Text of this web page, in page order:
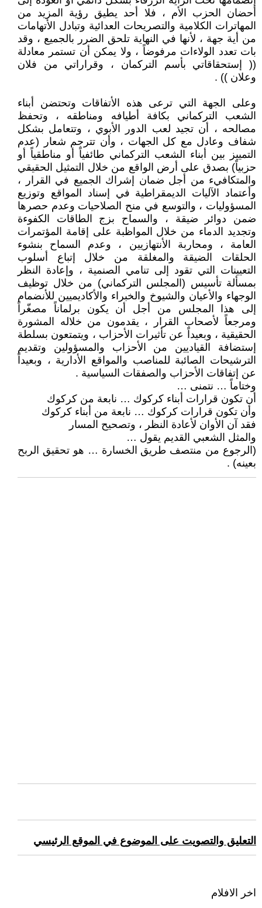
أحضان الحزب الأم ، فلا أحد يطيق رؤية المزيد من
المهاترات الكلامية والتصريحات العدائية وتبادل الأتهامات
من أية جهة ، لأنها في النهاية تلحق الضرر بالجميع ، وقد
بات تعدد الولاءات مرفوضاً ، ولا يمكن أن تستمر معادلة
(( إستحقاقاتي بأسم التركمان ، وقراراتي من فلان
وعلان )) .
وعلى الجهة التي ترعى هذه الأتفاقات وتحتضن أبناء
الشعب التركماني بكافة أطيافه ومناطقه ، وتحفظ
مصالحه ، أن تجيد لعب الدور الأبوي ، وتتعامل بشكل
شفاف وعادل مع كل الجهات ، وأن تترجم شعار (عدم
التمييز بين أبناء الشعب التركماني طائفياً أو مناطقياً أو
حزبياً) بصدق على أرض الواقع من خلال التمثيل الحقيقي
والمتكافيء من أجل ضمان إشراك الجميع في القرار ،
وأعتماد الآليات الديمقراطية في إسناد المواقع وتوزيع
المسؤوليات ، والتوسع في منح الصلاحيات وعدم حصرها
ضمن دوائر ضيقة ، والسماح بزج الطاقات الكفوءة
وتجديد الدماء من خلال المواظبة على إقامة المؤتمرات
العامة ، ومحاربة الأنتهازيين ، وعدم السماح بنشوء
الحلقات الضيقة والمغلقة من خلال إتباع أسلوب
التعيينات التي تقود إلى تنامي الصنمية ، وإعادة النظر
بمسألة تأسيس (المجلس التركماني) من خلال توظيف
الوجهاء والأعيان والشيوخ والخبراء والأكاديميين للأنضمام
إلى هذا المجلس من أجل أن يكون برلماناً مصغّراً
ومرجعاً لأصحاب القرار ، يقدمون من خلاله المشورة
الحقيقية ، وبعيداً عن تأثيرات الأحزاب ، ويتمتعون بسلطة
إستضافة القياديين من الأحزاب والمسؤولين وتقديم
الترشيحات الصائبة للمناصب والمواقع الأدارية ، وبعيداً
عن إتفاقات الأحزاب والصفقات السياسية .
وختاماً … نتمنى …
أن تكون قرارات أبناء كركوك … نابعة من كركوك
وأن تكون قرارات كركوك … نابعة من أبناء كركوك
فقد آن الأوان لأعادة النظر ، وتصحيح المسار
والمثل الشعبي القديم يقول …
(الرجوع من منتصف طريق الخسارة … هو تحقيق الربح
بعينه) .
التعليق والتصويت على الموضوع في الموقع الرئيسي
اخر الافلام